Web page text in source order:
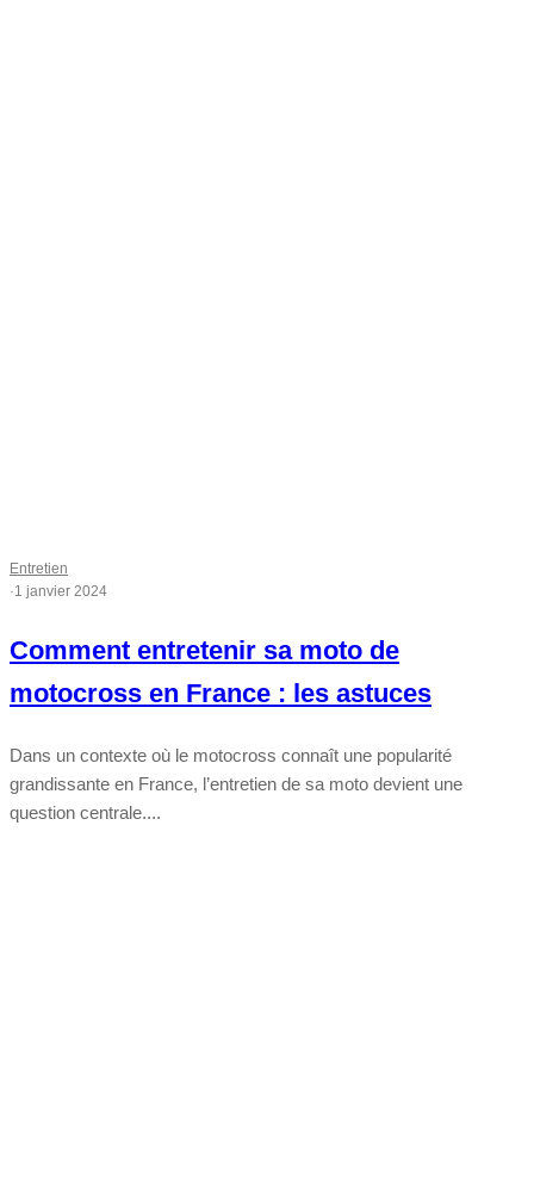
Entretien
·1 janvier 2024
Comment entretenir sa moto de
motocross en France : les astuces
Dans un contexte où le motocross connaît une popularité
grandissante en France, l’entretien de sa moto devient une
question centrale....